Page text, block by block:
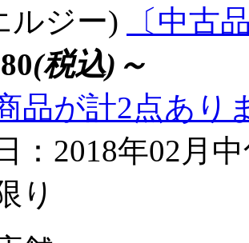
ルジー)
〔中古
(税込)～
品が計2点あり
：2018年02月
り